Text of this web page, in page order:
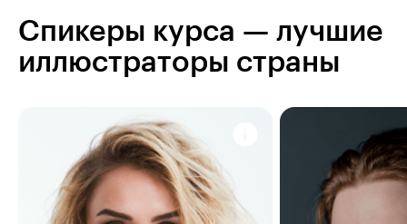
Спикеры курса — лучшие
иллюстраторы страны